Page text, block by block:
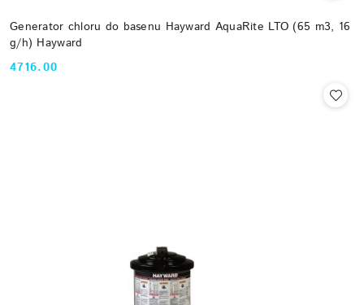
Generator chloru do basenu Hayward AquaRite LTO (65 m3, 16
g/h) Hayward
Cena:
4716.00